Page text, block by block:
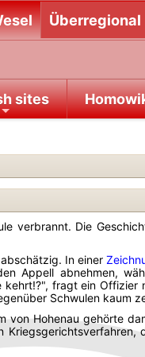
Überregional
sites
verbrannt. Die
In einer
Appell abnehmen,
fragt ein
Schwulen kaum
von Hohenau gehörte